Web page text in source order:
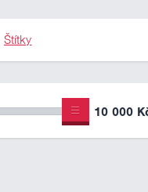
Štítky
10 000